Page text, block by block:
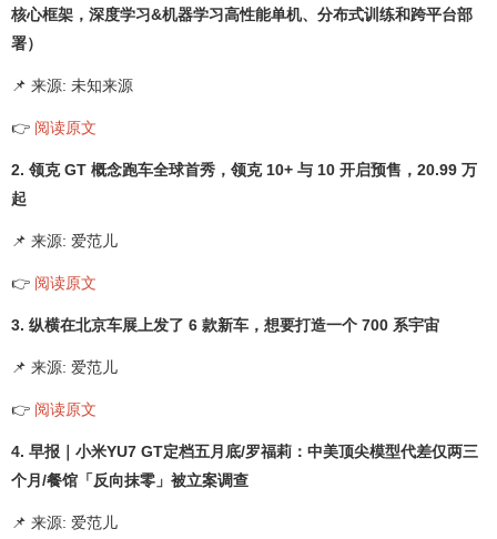
核心框架，深度学习&机器学习高性能单机、分布式训练和跨平台部
署）
📌 来源: 未知来源
👉 阅读原文
2. 领克 GT 概念跑车全球首秀，领克 10+ 与 10 开启预售，20.99 万
起
📌 来源: 爱范儿
👉 阅读原文
3. 纵横在北京车展上发了 6 款新车，想要打造一个 700 系宇宙
📌 来源: 爱范儿
👉 阅读原文
4. 早报｜小米YU7 GT定档五月底/罗福莉：中美顶尖模型代差仅两三
个月/餐馆「反向抹零」被立案调查
📌 来源: 爱范儿